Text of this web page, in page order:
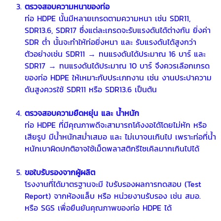
ตรวจสอบความหนาของท่อ
ท่อ HDPE นั้นมีหลายเกรดตามความหนา เช่น SDR11,
SDR13.6, SDR17 ซึ่งแต่ละเกรดจะรับแรงดันได้ต่างกัน ยิ่งค่า
SDR ต่ำ นั้นจะทำให้ท่อยิ่งหนา และ รับแรงดันได้สูงกว่า
ตัวอย่างเช่น SDR11 → ทนแรงดันได้ประมาณ 16 บาร์ และ
SDR17 → ทนแรงดันได้ประมาณ 10 บาร์ จึงควรเลือกเกรด
ของท่อ HDPE ให้เหมาะกับประเภทงาน เช่น งานประปาความ
ดันสูงควรใช้ SDR11 หรือ SDR13.6 เป็นต้น
ตรวจสอบความยืดหยุ่น และ น้ำหนัก
ท่อ HDPE ที่มีคุณภาพดีจะสามารถโค้งงอได้โดยไม่หัก หรือ
เสียรูป มีน้ำหนักสม่ำเสมอ และ ไม่เบาจนเกินไป เพราะท่อที่น้ำ
หนักเบาผิดปกติอาจใช้เม็ดพลาสติกรีไซเคิลมากเกินไปได้
ขอใบรับรองจากผู้ผลิต
โรงงานที่ได้มาตรฐานจะมี ใบรับรองผลการทดสอบ (Test
Report) จากห้องแล็บ หรือ หน่วยงานรับรอง เช่น สมอ.
หรือ SGS เพื่อยืนยันคุณภาพของท่อ HDPE ได้